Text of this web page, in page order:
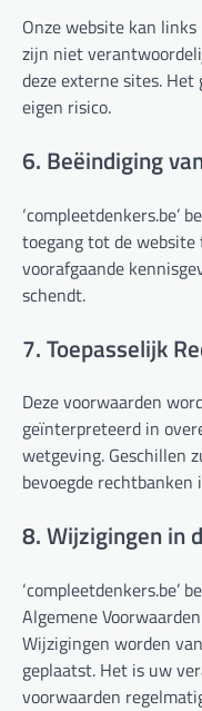
Onze website kan
zijn niet
deze externe sites.
eigen risico.
6. Beëindiging
‘compleetdenkers.be’
toegang tot de website
voorafgaande
schendt.
7. Toepasselijk
Deze voorwaarden
geïnterpreteerd in
wetgeving. Geschillen
bevoegde rechtbanken
8. Wijzigingen in
‘compleetdenkers.be’
Algemene
Wijzigingen worden
geplaatst. Het is uw
voorwaarden